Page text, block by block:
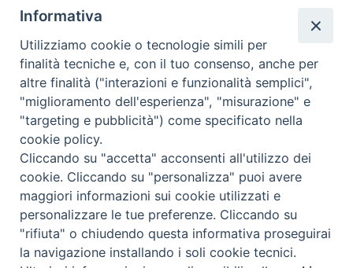
L’Arcivescovo a Subit per
celebrare la patrona
Sant’Anna
L’Arcivescovo a Titiano
(Precenicco) per la Madonna
della Neve
Copyright © Arcidiocesi di Udine 2018
Piazza Patriarcato, 1 - 33100 Udine (UD) Tel. 0432.414.511 - Fax
0432.511.838 C.F. 80013900305
Informativa
Utilizziamo cookie o tecnologie simili per
finalità tecniche e, con il tuo consenso, anche per
altre finalità ("interazioni e funzionalità semplici",
"miglioramento dell'esperienza", "misurazione" e
"targeting e pubblicità") come specificato nella
cookie policy.
Cliccando su "accetta" acconsenti all'utilizzo dei
cookie. Cliccando su "personalizza" puoi avere
maggiori informazioni sui cookie utilizzati e
personalizzare le tue preferenze. Cliccando su
"rifiuta" o chiudendo questa informativa proseguirai
la navigazione installando i soli cookie tecnici.